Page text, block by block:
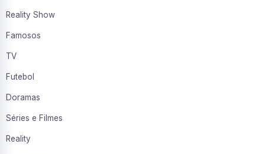
Reality Show
Famosos
TV
Futebol
Doramas
Séries e Filmes
Reality